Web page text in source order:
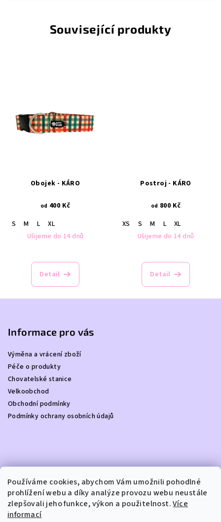
Používáme cookies, abychom Vám umožnili pohodlné
prohlížení webu a díky analýze provozu webu neustále
zlepšovali jeho funkce, výkon a použitelnost.Více
informací
Související produkty
Obojek - KÁRO
od 400 Kč
S
M L
XL
Ušijeme do 14 dnů
Detail
Postroj - KÁRO
od 800 Kč
XS
S M L
XL
Ušijeme do 14 dnů
Detail
Informace pro vás
Výměna a vrácení zboží
Péče o produkty
Chovatelské stanice
Velkoobchod
Obchodní podmínky
Podmínky ochrany osobních údajů
Kontakt
info @dottydoggie.cz
+420739459984